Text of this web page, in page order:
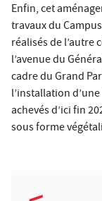
Enfin, cet
travaux du
réalisés de l’autre
l’avenue du
cadre du Grand
l’installation
achevés d’ici fin
sous forme